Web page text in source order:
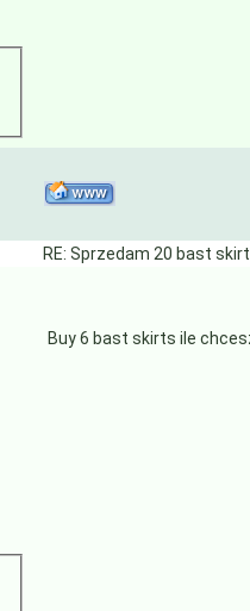
RE: Sprzedam 20 bast
Buy 6 bast skirts ile